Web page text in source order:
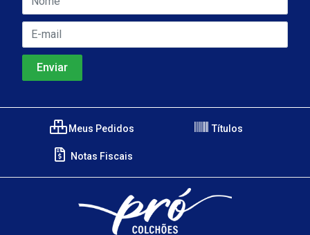
Meus Pedidos Títulos
Notas Fiscais